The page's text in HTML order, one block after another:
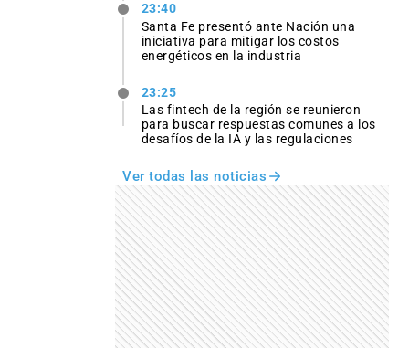
23:40
Santa Fe presentó ante Nación una
iniciativa para mitigar los costos
energéticos en la industria
23:25
Las fintech de la región se reunieron
para buscar respuestas comunes a los
desafíos de la IA y las regulaciones
Ver todas las noticias